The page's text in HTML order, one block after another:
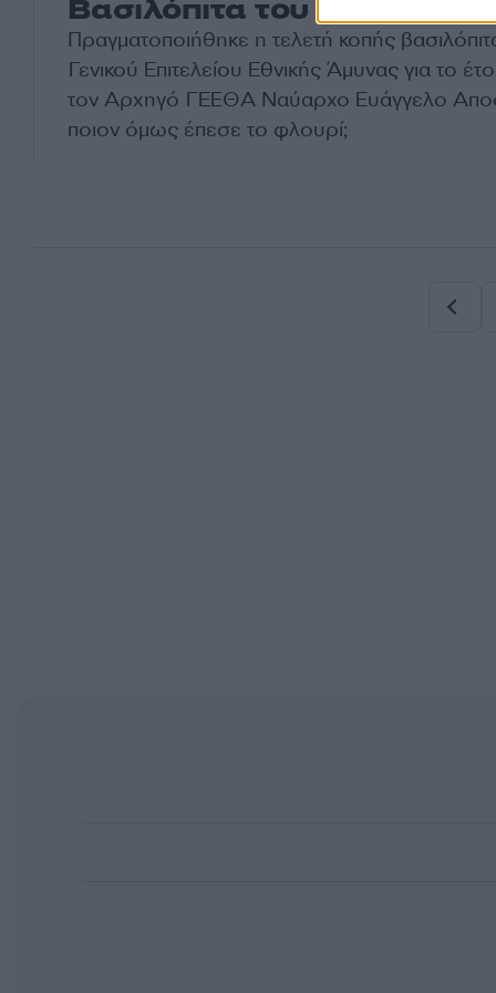
Βασιλόπιτα του ΓΕΕΘΑ;
Πραγματοποιήθηκε η τελετή κοπής
Γενικού Επιτελείου Εθνικής Άμυνας για το
τον Αρχηγό ΓΕΕΘΑ Ναύαρχο Ευάγγελο
ποιον όμως έπεσε το φλουρί;